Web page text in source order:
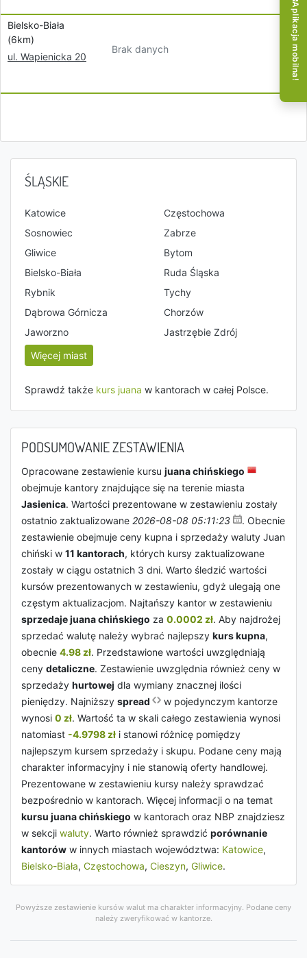
Bielsko-Biała
(6km)
ul. Wapienicka 20
Brak danych
ŚLĄSKIE
Katowice
Częstochowa
Sosnowiec
Zabrze
Gliwice
Bytom
Bielsko-Biała
Ruda Śląska
Rybnik
Tychy
Dąbrowa Górnicza
Chorzów
Jaworzno
Jastrzębie Zdrój
Więcej miast
Sprawdź także kurs juana w kantorach w całej Polsce.
PODSUMOWANIE ZESTAWIENIA
Opracowane zestawienie kursu juana chińskiego
obejmuje kantory znajdujące się na terenie miasta
Jasienica. Wartości prezentowane w zestawieniu zostały
ostatnio zaktualizowane 2026-08-08 05:11:23
. Obecnie
zestawienie obejmuje ceny kupna i sprzedaży waluty Juan
chiński w 11 kantorach, których kursy zaktualizowane
zostały w ciągu ostatnich 3 dni. Warto śledzić wartości
kursów prezentowanych w zestawieniu, gdyż ulegają one
częstym aktualizacjom. Najtańszy kantor w zestawieniu
sprzedaje juana chińskiego za 0.0002 zł. Aby najdrożej
sprzedać walutę należy wybrać najlepszy kurs kupna,
obecnie 4.98 zł. Przedstawione wartości uwzględniają
ceny detaliczne. Zestawienie uwzględnia również ceny w
sprzedaży hurtowej dla wymiany znacznej ilości
pieniędzy. Najniższy spread
w pojedynczym kantorze
wynosi 0 zł. Wartość ta w skali całego zestawienia wynosi
natomiast -4.9798 zł i stanowi różnicę pomiędzy
najlepszym kursem sprzedaży i skupu. Podane ceny mają
charakter informacyjny i nie stanowią oferty handlowej.
Prezentowane w zestawieniu kursy należy sprawdzać
bezpośrednio w kantorach. Więcej informacji o na temat
kursu juana chińskiego w kantorach oraz NBP znajdziesz
w sekcji waluty. Warto również sprawdzić porównanie
kantorów w innych miastach województwa: Katowice,
Bielsko-Biała, Częstochowa, Cieszyn, Gliwice.
Powyższe zestawienie kursów walut ma charakter informacyjny. Podane ceny
należy zweryfikować w kantorze.
Aplikacja mobilna!